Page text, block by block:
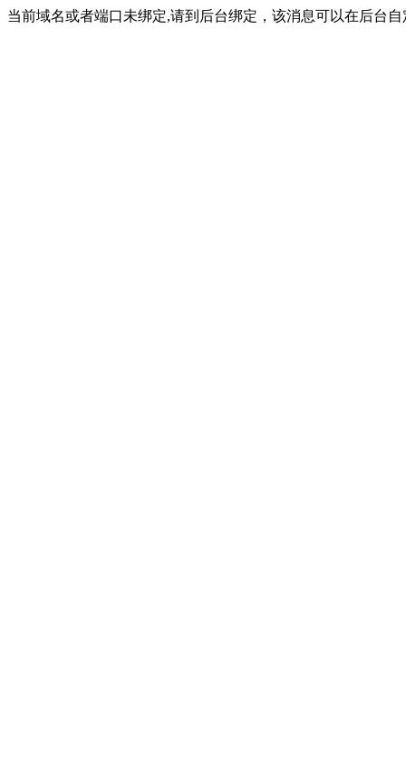
当前域名或者端口未绑定,请到后台绑定，该消息可以在后台自